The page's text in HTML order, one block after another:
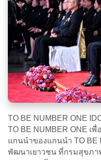
TO BE NUMBER ONE
TO BE NUMBER ONE เ
แกนนำของแกนนำ TO BE
พัฒนาเยาวชน ที่กรมสุขภา